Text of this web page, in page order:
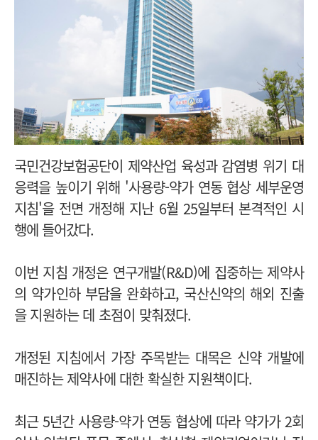
국민건강보험공단이 제약산업 육성과 감염병 위기 대
응력을 높이기 위해 '사용량-약가 연동 협상 세부운영
지침'을 전면 개정해 지난 6월 25일부터 본격적인 시
행에 들어갔다.
이번 지침 개정은 연구개발(R&D)에 집중하는 제약사
의 약가인하 부담을 완화하고, 국산신약의 해외 진출
을 지원하는 데 초점이 맞춰졌다.
개정된 지침에서 가장 주목받는 대목은 신약 개발에
매진하는 제약사에 대한 확실한 지원책이다.
최근 5년간 사용량-약가 연동 협상에 따라 약가가 2회